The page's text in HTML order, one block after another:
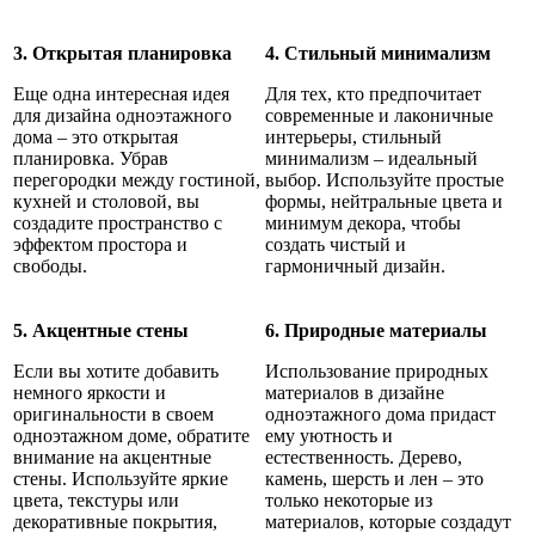
3. Открытая планировка
Еще одна интересная идея
для дизайна одноэтажного
дома – это открытая
планировка. Убрав
перегородки между гостиной,
кухней и столовой, вы
создадите пространство с
эффектом простора и
свободы.
4. Стильный минимализм
Для тех, кто предпочитает
современные и лаконичные
интерьеры, стильный
минимализм – идеальный
выбор. Используйте простые
формы, нейтральные цвета и
минимум декора, чтобы
создать чистый и
гармоничный дизайн.
5. Акцентные стены
Если вы хотите добавить
немного яркости и
оригинальности в своем
одноэтажном доме, обратите
внимание на акцентные
стены. Используйте яркие
цвета, текстуры или
декоративные покрытия,
6. Природные материалы
Использование природных
материалов в дизайне
одноэтажного дома придаст
ему уютность и
естественность. Дерево,
камень, шерсть и лен – это
только некоторые из
материалов, которые создадут